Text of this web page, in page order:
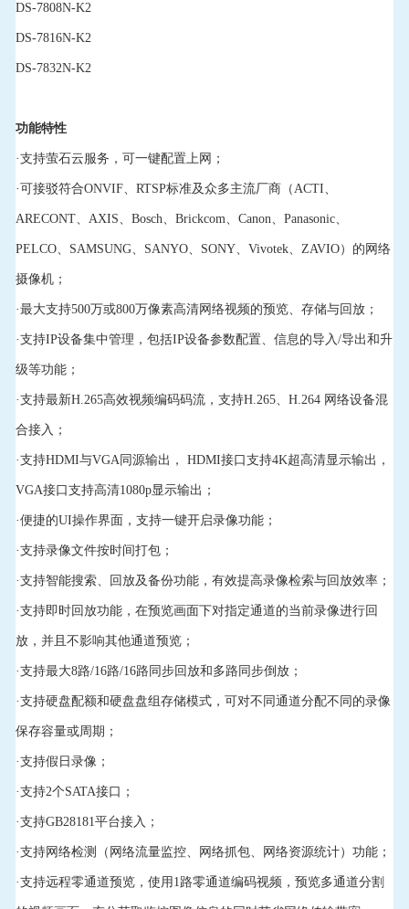
DS-7808N-K2
DS-7816N-K2
DS-7832N-K2
功能特性
·支持萤石云服务，可一键配置上网；
·可接驳符合ONVIF、RTSP标准及众多主流厂商（ACTI、
ARECONT、AXIS、Bosch、Brickcom、Canon、Panasonic、
PELCO、SAMSUNG、SANYO、SONY、Vivotek、ZAVIO）的网络
摄像机；
·最大支持500万或800万像素高清网络视频的预览、存储与回放；
·支持IP设备集中管理，包括IP设备参数配置、信息的导入/导出和升
级等功能；
·支持最新H.265高效视频编码码流，支持H.265、H.264 网络设备混
合接入；
·支持HDMI与VGA同源输出， HDMI接口支持4K超高清显示输出，
VGA接口支持高清1080p显示输出；
·便捷的UI操作界面，支持一键开启录像功能；
·支持录像文件按时间打包；
·支持智能搜索、回放及备份功能，有效提高录像检索与回放效率；
·支持即时回放功能，在预览画面下对指定通道的当前录像进行回
放，并且不影响其他通道预览；
·支持最大8路/16路/16路同步回放和多路同步倒放；
·支持硬盘配额和硬盘盘组存储模式，可对不同通道分配不同的录像
保存容量或周期；
·支持假日录像；
·支持2个SATA接口；
·支持GB28181平台接入；
·支持网络检测（网络流量监控、网络抓包、网络资源统计）功能；
·支持远程零通道预览，使用1路零通道编码视频，预览多通道分割